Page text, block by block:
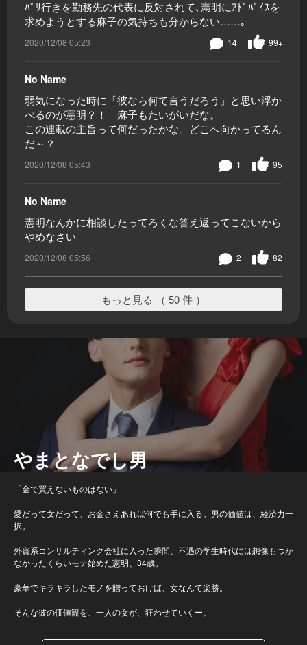
ﾊﾟﾘ行きを勤務先の代表に反対されて､憲明にｱﾄﾞﾊﾞｲｽを
求めようとする麻子の気持ちも分からない……｡
2020/12/08 05:23 99+
14
No Name
弱気になった時に「彼なら何て言うだろう」と思い浮か
べるのが憲明？！ 麻子もたいがいだな。
この連載の主旨って何だったかな。どこへ向かってるん
だ～？
2020/12/08 05:43 95
1
No Name
憲明なんかに相談したってろくな答え返ってこないから
やめなさい
2020/12/08 05:56 82
2
もっと見る （ 50 件 ）
やまとなでし男
「金で買えないものはない」
愛だって女だって、お金さえあれば何でも手に入る。男の価値は、経済力一
択。
外資系コンサルティング会社に入った瞬間、不遇の学生時代には想像もつか
なかったくらいモテ始めた憲明、34歳。
豪華でキラキラしたモノを贈っておけば、女なんて楽勝。
そんな彼の価値観を、一人の女が、狂わせていくー。